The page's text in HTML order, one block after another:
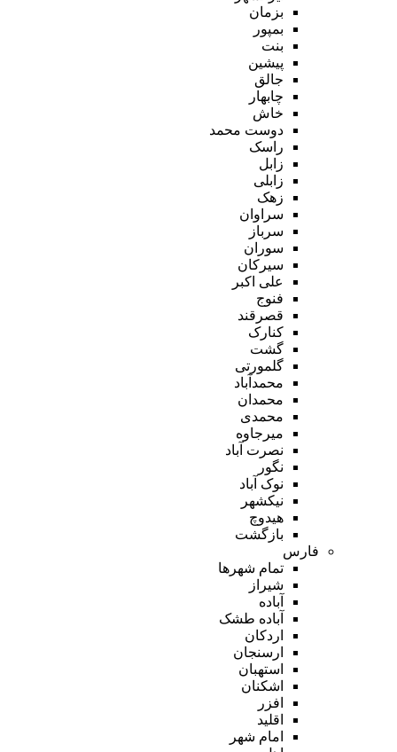
بزمان
بمپور
بنت
پیشین
جالق
چابهار
خاش
دوست محمد
راسک
زابل
زابلی
زهک
سراوان
سرباز
سوران
سیرکان
علی اکبر
فنوج
قصرقند
کنارک
گشت
گلمورتی
محمدآباد
محمدان
محمدی
میرجاوه
نصرت آباد
نگور
نوک آباد
نیکشهر
هیدوچ
بازگشت
فارس
تمام شهر‌ها
شیراز
آباده
آباده طشک
اردکان
ارسنجان
استهبان
اشکنان
افزر
اقلید
امام شهر